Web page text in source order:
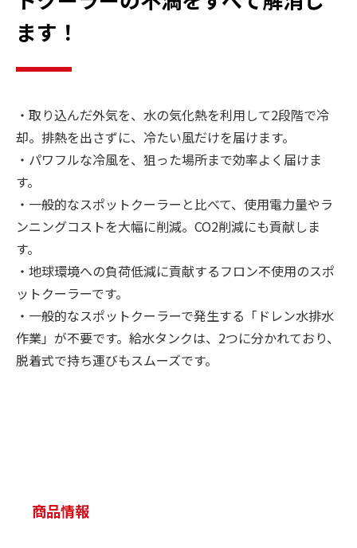
ます！
・取り込んだ外気を、水の気化熱を利用して2段階で冷
却。排熱を出さずに、冷たい風だけを届けます。
・パワフルな冷風を、狙った場所まで効率よく届けま
す。
・一般的なスポットクーラーと比べて、使用電力量やラ
ンニングコストを大幅に削減。CO2削減にも貢献しま
す。
・地球環境への負荷低減に貢献するフロン不使用のスポ
ットクーラーです。
・一般的なスポットクーラーで発生する「ドレン水排水
作業」が不要です。給水タンクは、2つに分かれており、
脱着式で持ち運びもスムーズです。
商品情報